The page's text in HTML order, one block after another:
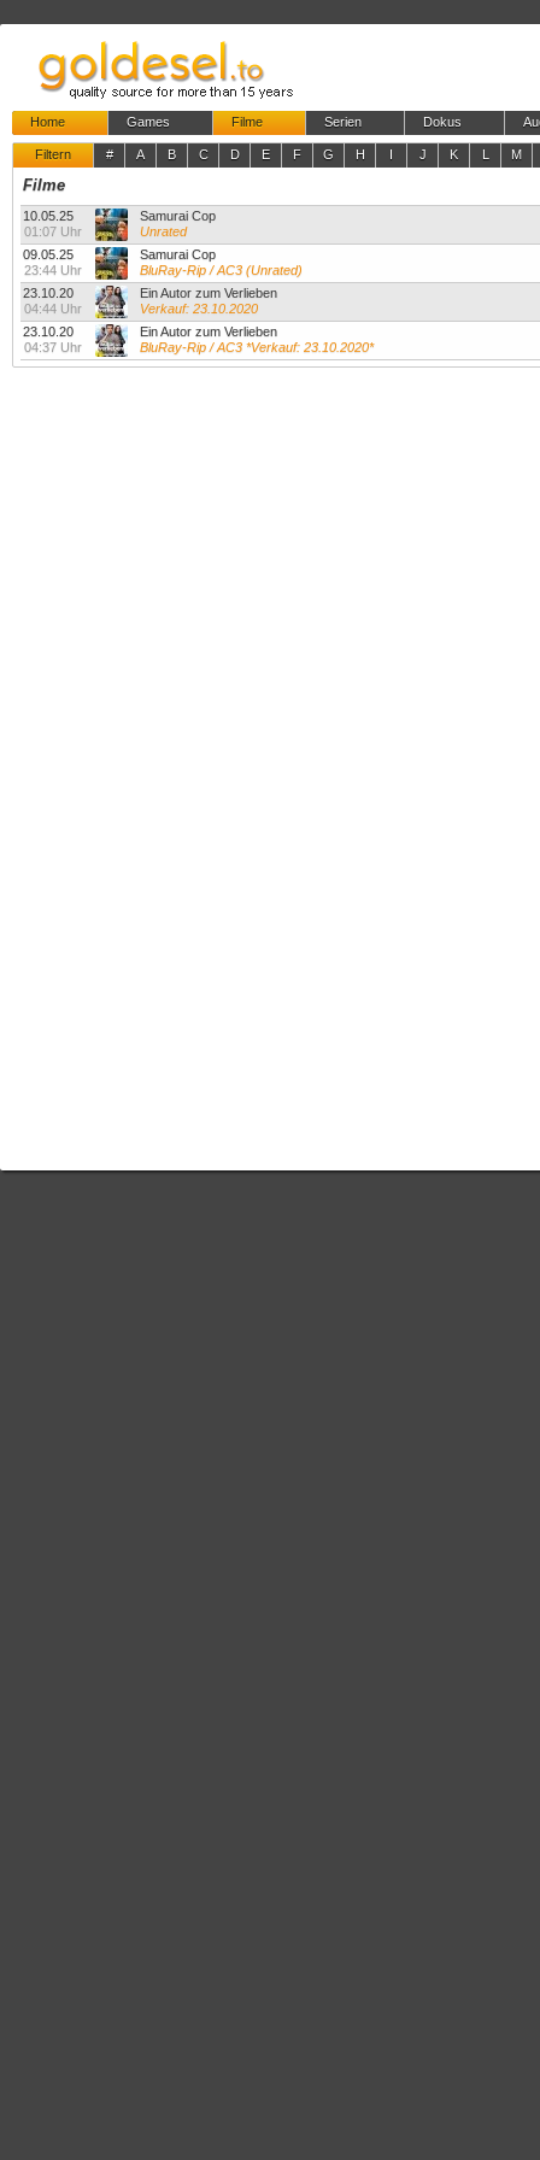
Home Games Filme Serien Dokus
Filtern # A B C D E F G H I J K L M
Filme
10.05.25
01:07 Uhr
Samurai Cop
Unrated
09.05.25
23:44 Uhr
Samurai Cop
BluRay-Rip / AC3 (Unrated)
23.10.20
04:44 Uhr
Ein Autor zum Verlieben
Verkauf: 23.10.2020
23.10.20
04:37 Uhr
Ein Autor zum Verlieben
BluRay-Rip / AC3 *Verkauf: 23.10.2020*